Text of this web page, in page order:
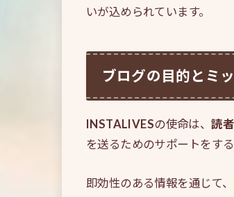
いが込められています。
ブログの目的とミ
INSTALIVESの使命は、読
を送るためのサポートをする
即効性のある情報を通じて、